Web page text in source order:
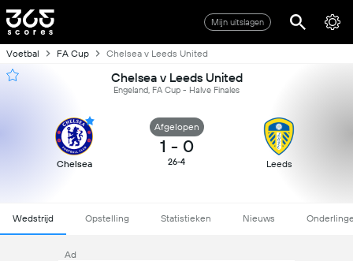
Mijn uitslagen
Voetbal FA Cup Chelsea v Leeds United
Chelsea v Leeds United
Engeland, FA Cup - Halve Finales
Chelsea
Afgelopen
1 - 0
26-4 Leeds
Wedstrijd Opstelling Statistieken Nieuws
Ad